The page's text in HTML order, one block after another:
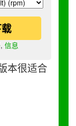
, 信息
本很适合